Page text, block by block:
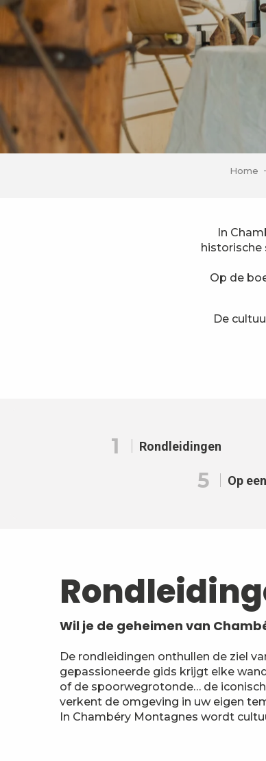
Home
In
historische
Op de
De
1 Rondleidingen
5 Op
Wil je de geheimen van
De rondleidingen onthullen de ziel
gepassioneerde gids krijgt elke
of de spoorwegrotonde… de
verkent de omgeving in uw eigen
In Chambéry Montagnes wordt